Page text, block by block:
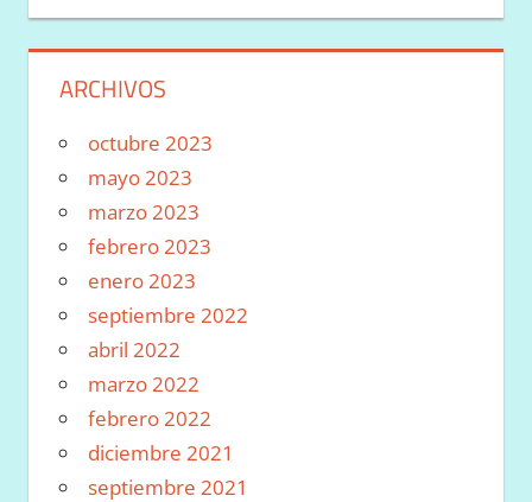
ARCHIVOS
octubre 2023
mayo 2023
marzo 2023
febrero 2023
enero 2023
septiembre 2022
abril 2022
marzo 2022
febrero 2022
diciembre 2021
septiembre 2021